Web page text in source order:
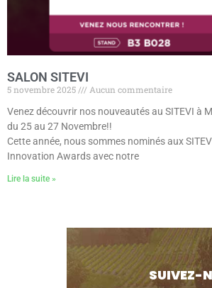
SALON SITEVI
5 novembre 2025
Aucun commentaire
Venez découvrir nos nouveautés au SITEVI à
du 25 au 27 Novembre!!
Cette année, nous sommes nominés aux
Innovation Awards avec notre
Lire la suite »
SUIVEZ-